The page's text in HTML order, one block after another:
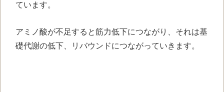
ています。
アミノ酸が不足すると筋力低下につながり、それは基
礎代謝の低下、リバウンドにつながっていきます。